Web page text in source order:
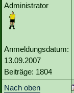
Administrator
Anmeldungsdatum:
13.09.2007
Beiträge: 1804
Nach oben